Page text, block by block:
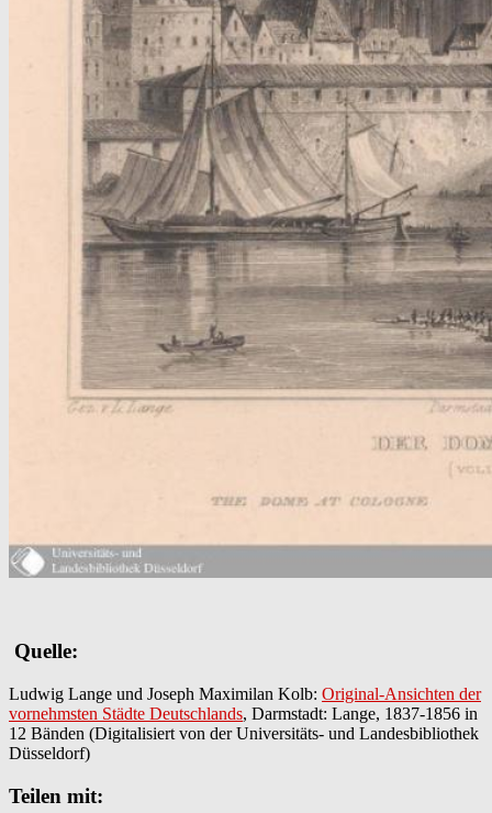
Quelle:
Ludwig Lange und Joseph Maximilan Kolb: Original-Ansichten der
vornehmsten Städte Deutschlands, Darmstadt: Lange, 1837-1856 in
12 Bänden (Digitalisiert von der Universitäts- und Landesbibliothek
Düsseldorf)
Teilen mit: